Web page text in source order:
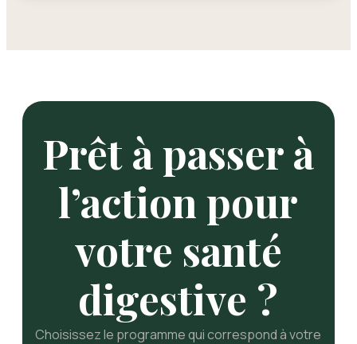
Prêt à passer à
l’action pour
votre santé
digestive ?
Choisissez le programme qui correspond à votre